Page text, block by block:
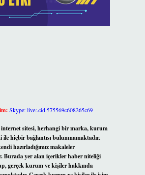
Skype: live:.cid.575569c608265c69
sitesi, herhangi bir marka, kurum
ile hiçbir bağlantısı bulunmamaktadır.
hazırladığımız makaleler
Burada yer alan içerikler haber niteliği
gerçek kurum ve kişiler hakkında